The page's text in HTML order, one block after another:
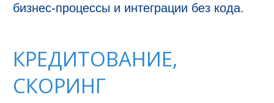
бизнес-процессы и интеграции без кода.
КРЕДИТОВАНИЕ,
СКОРИНГ